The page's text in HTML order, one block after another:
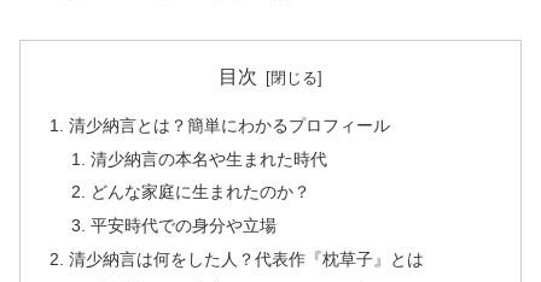
目次
清少納言とは？簡単にわかるプロフィール
清少納言の本名や生まれた時代
どんな家庭に生まれたのか？
平安時代での身分や立場
清少納言は何をした人？代表作『枕草子』とは